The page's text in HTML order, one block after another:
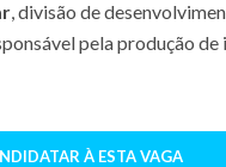
, divisão de
pela produção
À ESTA VAGA